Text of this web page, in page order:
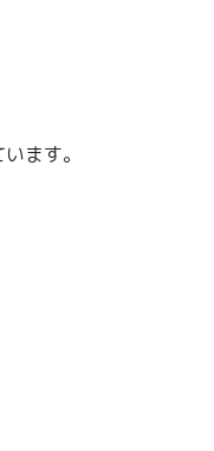
ます。